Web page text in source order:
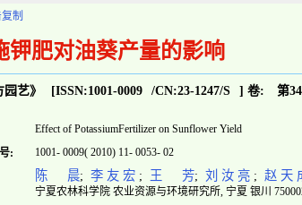
制
钾肥对油葵产量的影响
园艺》 [ISSN:1001-0009 /CN:23-1247/S ] 卷: 第
Effect of PotassiumFertilizer on Sunflower Yield
:
1001- 0009( 2010) 11- 0053- 02
陈 晨; 李 友 宏 ; 王 芳; 刘 汝 亮 ; 赵 天
宁夏农林科学院 农业资源与环境研究所, 宁夏 银川